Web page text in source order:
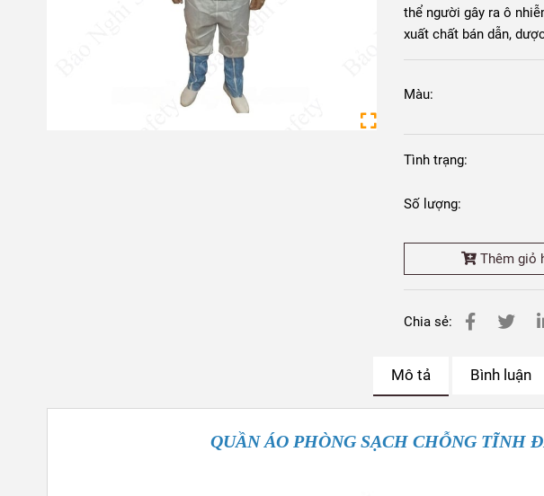
thể người gây ra ô
xuất chất bán dẫn,
Màu:
Tình trạng:
Số lượng:
Thêm giỏ
Chia sẻ:
Mô tả Bình luận
QUẦN ÁO PHÒNG SẠCH CHỖNG TĨNH